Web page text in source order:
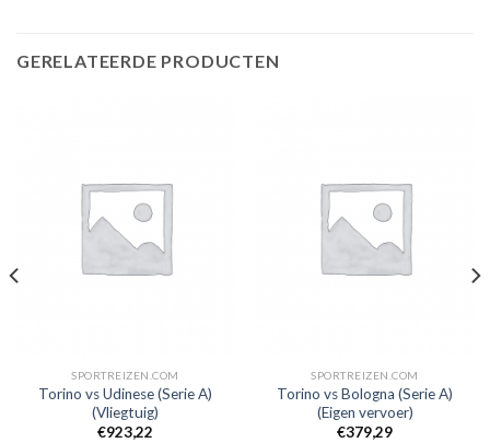
GERELATEERDE PRODUCTEN
SPORTREIZEN.COM
Torino vs Udinese (Serie A)
(Vliegtuig)
€923,22
SPORTREIZEN.COM
Torino vs Bologna (Serie A)
(Eigen vervoer)
€379,29